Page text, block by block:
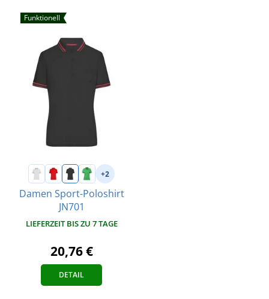
Funktionell
+2
Damen Sport-Poloshirt
JN701
LIEFERZEIT BIS ZU 7 TAGE
20,76 €
DETAIL